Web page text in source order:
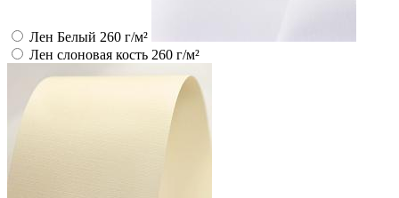
Лен Белый 260 г/м²
Лен слоновая кость 260 г/м²